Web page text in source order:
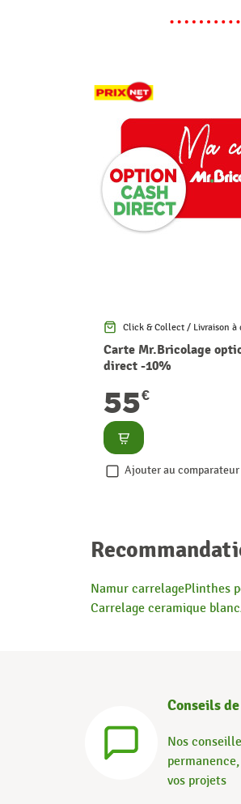
Click & Collect / Livraison à
Carte Mr.Bricolage
direct -10%
55€
Consulter
Ajouter au comparateur
Namur carrelagePlinthes
Carrelage ceramique blanc
Conseils
Nos
vos projets